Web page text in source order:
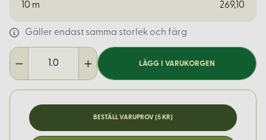
10 m 269,10
Gäller endast samma storlek och färg
LÄGG I VARUKORGEN
BESTÄLL VARUPROV (5 KR)